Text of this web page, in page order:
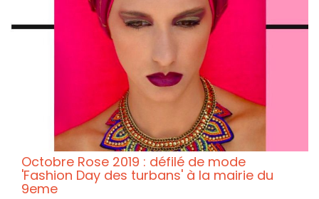
Octobre Rose 2019 : défilé de mode
'Fashion Day des turbans' à la mairie du
9eme